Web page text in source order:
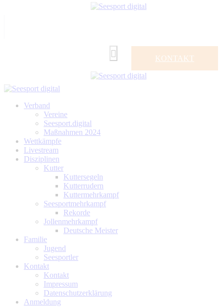
KONTAKT
Verband
Vereine
Seesport.digital
Maßnahmen 2024
Wettkämpfe
Livestream
Disziplinen
Kutter
Kuttersegeln
Kutterrudern
Kuttermehrkampf
Seesportmehrkampf
Rekorde
Jollenmehrkampf
Deutsche Meister
Familie
Jugend
Seesportler
Kontakt
Kontakt
Impressum
Datenschutzerklärung
Anmeldung